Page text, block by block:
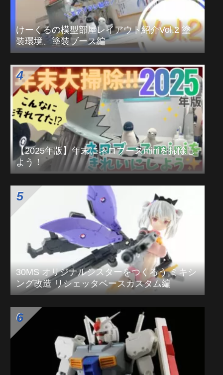
HGUC ガンダムMk-Ⅱ REVIVE改修 モデグラ
作例解説
けーくるの模型部屋レイアウト紹介Vol.2 塗
装環境、塗装ブース編
【2025年版】年末にネロブースminiを掃除し